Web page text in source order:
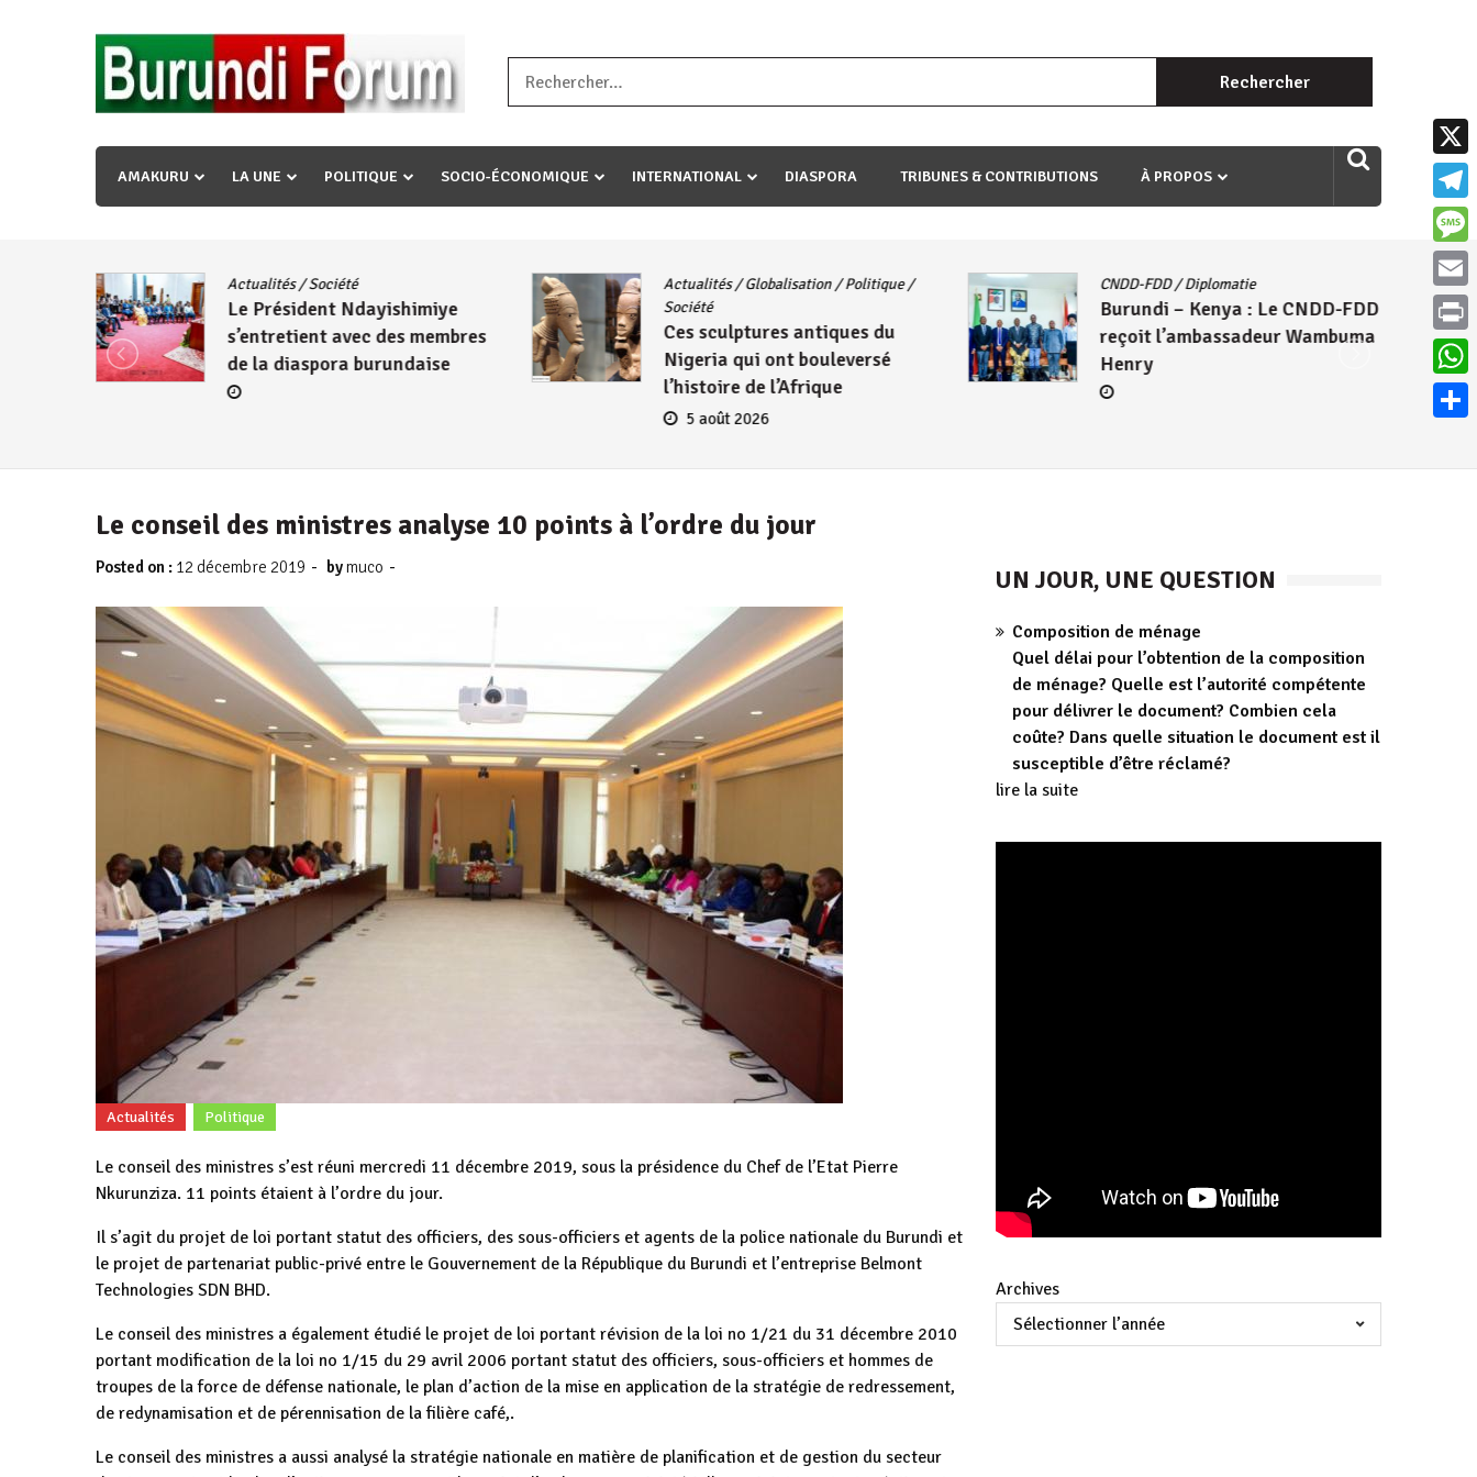
« Ingorane si ugupfa , ingorane ni ugupfa nabi ,gupfa ataco umariye umuryango wawe canke igihugu cakwibarutse .Wewe uri ngaha ndagusigiye iki kibazo : Uriko ukora iki kugira ngo
uzopfire neza umuryango n’igihugu cakwibarutse ? »
Rechercher :
AMAKURU LA UNE POLITIQUE SOCIO-ÉCONOMIQUE INTERNATIONAL DIASPORA TRIBUNES & CONTRIBUTIONS À PROPOS
Actualités/Société
Le Président Ndayishimiye
s’entretient avec des membres
de la diaspora burundaise
Actualités/Globalisation/Politique/
Société
Ces sculptures antiques du
Nigeria qui ont bouleversé
l’histoire de l’Afrique
5 août 2026
CNDD-FDD/Diplomatie
Burundi – Kenya : Le CNDD-FDD
reçoit l’ambassadeur Wambuma
Henry
Le conseil des ministres analyse 10 points à l’ordre du jour
Posted on : 12 décembre 2019 - bymuco -
Actualités Politique
Le conseil des ministres s’est réuni mercredi 11 décembre 2019, sous la présidence du Chef de l’Etat Pierre
Nkurunziza. 11 points étaient à l’ordre du jour.
Il s’agit du projet de loi portant statut des officiers, des sous-officiers et agents de la police nationale du Burundi et
le projet de partenariat public-privé entre le Gouvernement de la République du Burundi et l’entreprise Belmont
Technologies SDN BHD.
Le conseil des ministres a également étudié le projet de loi portant révision de la loi no 1/21 du 31 décembre 2010
portant modification de la loi no 1/15 du 29 avril 2006 portant statut des officiers, sous-officiers et hommes de
troupes de la force de défense nationale, le plan d’action de la mise en application de la stratégie de redressement,
de redynamisation et de pérennisation de la filière café,.
Le conseil des ministres a aussi analysé la stratégie nationale en matière de planification et de gestion du secteur
UN JOUR, UNE QUESTION
Composition de ménage
Quel délai pour l’obtention de la composition
de ménage? Quelle est l’autorité compétente
pour délivrer le document? Combien cela
coûte? Dans quelle situation le document est il
susceptible d’être réclamé?
lire la suite
Archives
X
Email
Print